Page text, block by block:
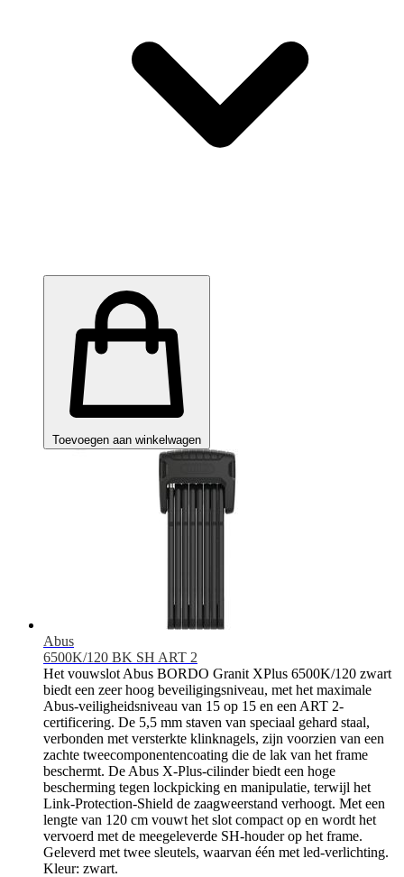
Toevoegen aan winkelwagen
Abus
6500K/120 BK SH ART 2
Het vouwslot Abus BORDO Granit XPlus 6500K/120 zwart
biedt een zeer hoog beveiligingsniveau, met het maximale
Abus-veiligheidsniveau van 15 op 15 en een ART 2-
certificering. De 5,5 mm staven van speciaal gehard staal,
verbonden met versterkte klinknagels, zijn voorzien van een
zachte tweecomponentencoating die de lak van het frame
beschermt. De Abus X-Plus-cilinder biedt een hoge
bescherming tegen lockpicking en manipulatie, terwijl het
Link-Protection-Shield de zaagweerstand verhoogt. Met een
lengte van 120 cm vouwt het slot compact op en wordt het
vervoerd met de meegeleverde SH-houder op het frame.
Geleverd met twee sleutels, waarvan één met led-verlichting.
Kleur: zwart.